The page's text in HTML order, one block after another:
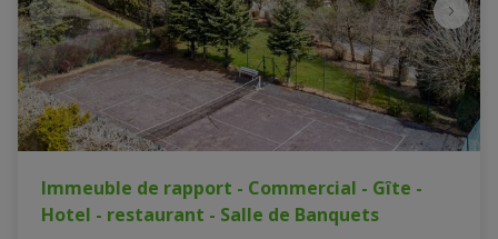
Immeuble de rapport - Commercial - Gîte -
Hotel - restaurant - Salle de Banquets